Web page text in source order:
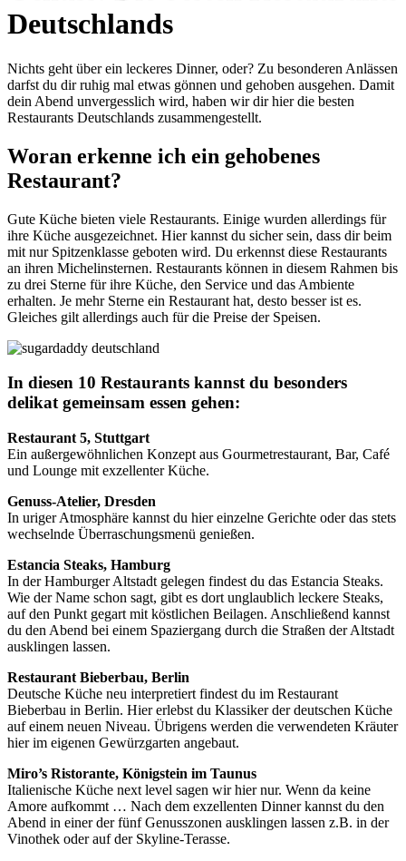
Deutschlands
Nichts geht über ein leckeres Dinner, oder? Zu besonderen Anlässen
darfst du dir ruhig mal etwas gönnen und gehoben ausgehen. Damit
dein Abend unvergesslich wird, haben wir dir hier die besten
Restaurants Deutschlands zusammengestellt.
Woran erkenne ich ein gehobenes
Restaurant?
Gute Küche bieten viele Restaurants. Einige wurden allerdings für
ihre Küche ausgezeichnet. Hier kannst du sicher sein, dass dir beim
mit nur Spitzenklasse geboten wird. Du erkennst diese Restaurants
an ihren Michelinsternen. Restaurants können in diesem Rahmen bis
zu drei Sterne für ihre Küche, den Service und das Ambiente
erhalten. Je mehr Sterne ein Restaurant hat, desto besser ist es.
Gleiches gilt allerdings auch für die Preise der Speisen.
In diesen 10 Restaurants kannst du besonders
delikat gemeinsam essen gehen:
Restaurant 5, Stuttgart
Ein außergewöhnlichen Konzept aus Gourmetrestaurant, Bar, Café
und Lounge mit exzellenter Küche.
Genuss-Atelier, Dresden
In uriger Atmosphäre kannst du hier einzelne Gerichte oder das stets
wechselnde Überraschungsmenü genießen.
Estancia Steaks, Hamburg
In der Hamburger Altstadt gelegen findest du das Estancia Steaks.
Wie der Name schon sagt, gibt es dort unglaublich leckere Steaks,
auf den Punkt gegart mit köstlichen Beilagen. Anschließend kannst
du den Abend bei einem Spaziergang durch die Straßen der Altstadt
ausklingen lassen.
Restaurant Bieberbau, Berlin
Deutsche Küche neu interpretiert findest du im Restaurant
Bieberbau in Berlin. Hier erlebst du Klassiker der deutschen Küche
auf einem neuen Niveau. Übrigens werden die verwendeten Kräuter
hier im eigenen Gewürzgarten angebaut.
Miro’s Ristorante, Königstein im Taunus
Italienische Küche next level sagen wir hier nur. Wenn da keine
Amore aufkommt … Nach dem exzellenten Dinner kannst du den
Abend in einer der fünf Genusszonen ausklingen lassen z.B. in der
Vinothek oder auf der Skyline-Terasse.